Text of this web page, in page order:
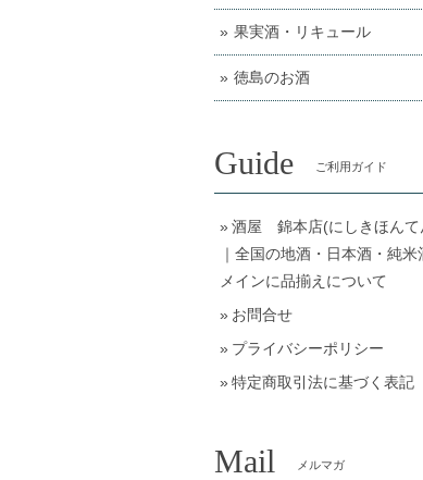
果実酒・リキュール
徳島のお酒
Guide ご利用ガイド
酒屋 錦本店(にしきほんて
｜全国の地酒・日本酒・純米
メインに品揃えについて
お問合せ
プライバシーポリシー
特定商取引法に基づく表記
Mail メルマガ